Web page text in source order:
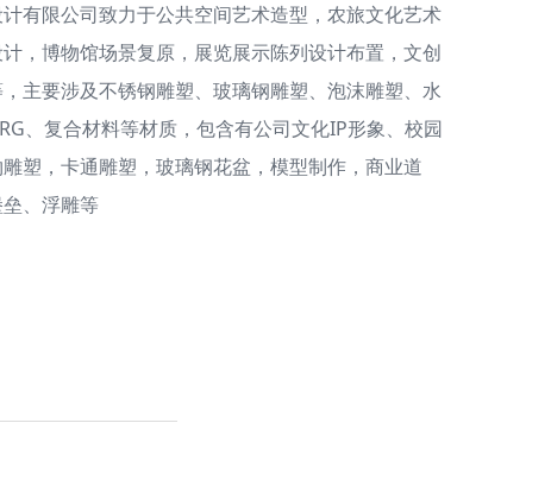
限公司致力于公共空间艺术造型，农旅文化艺术
，博物馆场景复原，展览展示陈列设计布置，文创
主要涉及不锈钢雕塑、玻璃钢雕塑、泡沫雕塑、水
、复合材料等材质，包含有公司文化IP形象、校园
塑，卡通雕塑，玻璃钢花盆，模型制作，商业道
、浮雕等